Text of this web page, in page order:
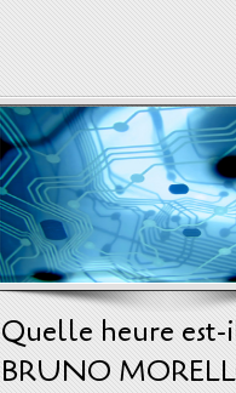
Quelle heure est-
BRUNO